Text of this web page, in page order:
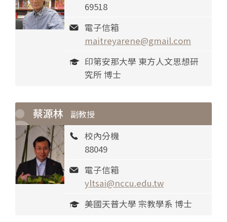
69518
電子信箱
maitreyarene@gmail.com
印第安那大學 東方人文思想研
究所 博士
蔡源林 副教授
校內分機
88049
電子信箱
yltsai@nccu.edu.tw
美國天普大學 宗教學系 博士